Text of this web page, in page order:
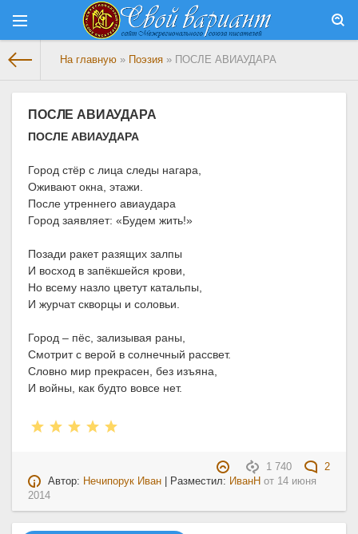
На главную » Поэзия » ПОСЛЕ АВИАУДАРА
ПОСЛЕ АВИАУДАРА
ПОСЛЕ АВИАУДАРА
Город стёр с лица следы нагара,
Оживают окна, этажи.
После утреннего авиаудара
Город заявляет: «Будем жить!»
Позади ракет разящих залпы
И восход в запёкшейся крови,
Но всему назло цветут катальпы,
И журчат скворцы и соловьи.
Город – пёс, зализывая раны,
Смотрит с верой в солнечный рассвет.
Словно мир прекрасен, без изъяна,
И войны, как будто вовсе нет.
1 740
2
Автор: Нечипорук Иван | Разместил: ИванН от 14 июня
2014